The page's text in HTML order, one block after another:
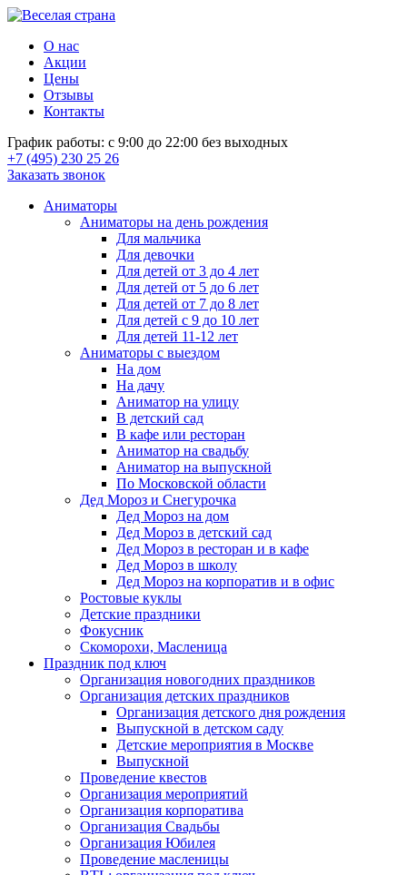
О нас
Акции
Цены
Отзывы
Контакты
График работы: с 9:00 до 22:00 без выходных
+7 (495) 230 25 26
Заказать звонок
Аниматоры
Аниматоры на день рождения
Для мальчика
Для девочки
Для детей от 3 до 4 лет
Для детей от 5 до 6 лет
Для детей от 7 до 8 лет
Для детей с 9 до 10 лет
Для детей 11-12 лет
Аниматоры с выездом
На дом
На дачу
Аниматор на улицу
В детский сад
В кафе или ресторан
Аниматор на свадьбу
Аниматор на выпускной
По Московской области
Дед Мороз и Снегурочка
Дед Мороз на дом
Дед Мороз в детский сад
Дед Мороз в ресторан и в кафе
Дед Мороз в школу
Дед Мороз на корпоратив и в офис
Ростовые куклы
Детские праздники
Фокусник
Скоморохи, Масленица
Праздник под ключ
Организация новогодних праздников
Организация детских праздников
Организация детского дня рождения
Выпускной в детском саду
Детские мероприятия в Москве
Выпускной
Проведение квестов
Организация мероприятий
Организация корпоратива
Организация Свадьбы
Организация Юбилея
Проведение масленицы